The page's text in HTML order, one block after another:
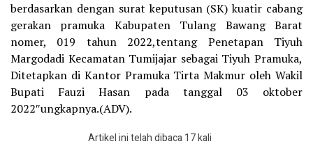
berdasarkan dengan surat keputusan (SK) kuatir cabang
gerakan pramuka Kabupaten Tulang Bawang Barat
nomer, 019 tahun 2022,tentang Penetapan Tiyuh
Margodadi Kecamatan Tumijajar sebagai Tiyuh Pramuka,
Ditetapkan di Kantor Pramuka Tirta Makmur oleh Wakil
Bupati Fauzi Hasan pada tanggal 03 oktober
2022″ungkapnya.(ADV).
Artikel ini telah dibaca 17 kali